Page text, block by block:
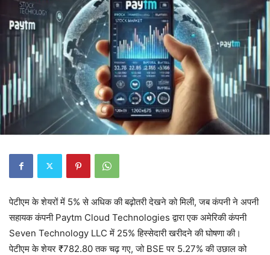
पेटीएम के शेयरों में 5% से अधिक की बढ़ोतरी देखने को मिली, जब कंपनी ने अपनी
सहायक कंपनी Paytm Cloud Technologies द्वारा एक अमेरिकी कंपनी
Seven Technology LLC में 25% हिस्सेदारी खरीदने की घोषणा की।
पेटीएम के शेयर ₹782.80 तक चढ़ गए, जो BSE पर 5.27% की उछाल को